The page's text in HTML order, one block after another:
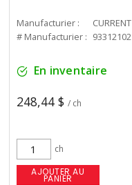
Manufacturier :
# Manufacturier : 93312102
En inventaire
248,44 $ / ch
ch
AJOUTER AU
PANIER